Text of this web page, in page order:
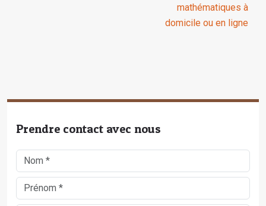
mathématiques à
domicile ou en ligne
Prendre contact avec nous